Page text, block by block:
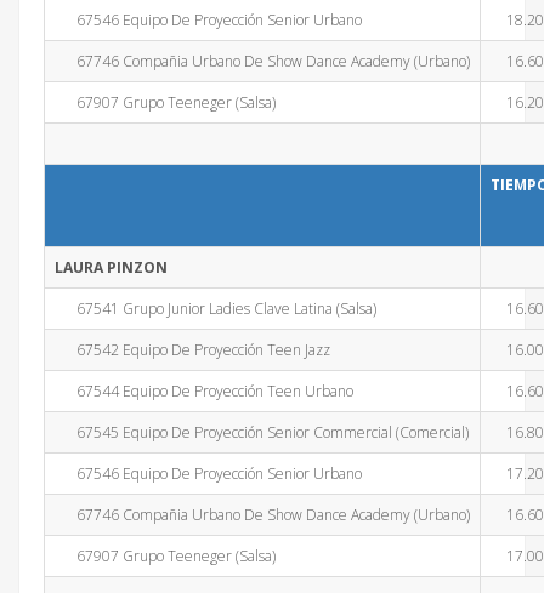
67546 Equipo De Proyección Senior Urbano
67746 Compañia Urbano De Show Dance Academy (Urbano)
67907 Grupo Teeneger (Salsa)
LAURA PINZON
67541 Grupo Junior Ladies Clave Latina (Salsa)
67542 Equipo De Proyección Teen Jazz
67544 Equipo De Proyección Teen Urbano
67545 Equipo De Proyección Senior Commercial (Comercial)
67546 Equipo De Proyección Senior Urbano
67746 Compañia Urbano De Show Dance Academy (Urbano)
67907 Grupo Teeneger (Salsa)